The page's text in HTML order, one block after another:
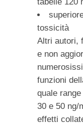
tossicità
Altri autori,
e non
funzioni
quale
30 e 50 ng/
effetti